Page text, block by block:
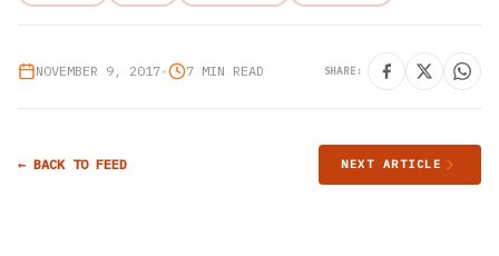
NOVEMBER 9, 2017• 7 MIN READ SHARE:
← BACK TO FEED NEXT ARTICLE